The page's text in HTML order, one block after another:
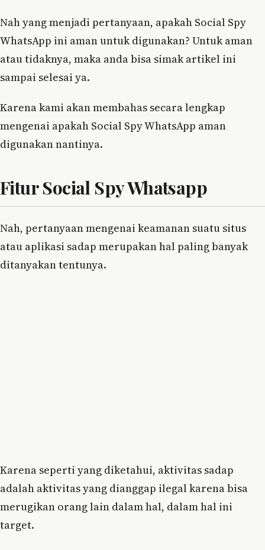
Nah yang menjadi pertanyaan, apakah Social Spy
WhatsApp ini aman untuk digunakan? Untuk aman
atau tidaknya, maka anda bisa simak artikel ini
sampai selesai ya.
Karena kami akan membahas secara lengkap
mengenai apakah Social Spy WhatsApp aman
digunakan nantinya.
Fitur Social Spy Whatsapp
Nah, pertanyaan mengenai keamanan suatu situs
atau aplikasi sadap merupakan hal paling banyak
ditanyakan tentunya.
Karena seperti yang diketahui, aktivitas sadap
adalah aktivitas yang dianggap ilegal karena bisa
merugikan orang lain dalam hal, dalam hal ini
target.